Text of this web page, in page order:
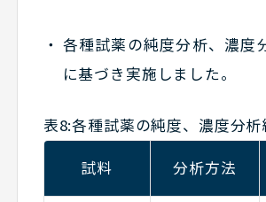
各種試薬の純度分析、濃度
に基づき実施しました。
表8:各種試薬の純度、濃度分析
試料
分析方法